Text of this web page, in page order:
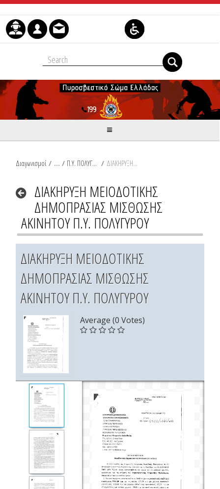
Skip to Content
Διαγωνισμοί / Π.Υ. ΠΟΛΥΓΥΡΟΥ / ΔΙΑΚΗΡΥΞΗ ΜΕΙΟΔΟΤΙΚΗΣ ΔΗΜΟΠΡΑΣΙΑΣ ΜΙΣΘΩΣΗΣ ΑΚΙΝΗΤΟΥ Π.Υ. ΠΟΛΥΓΥΡΟΥ
ΔΙΑΚΗΡΥΞΗ ΜΕΙΟΔΟΤΙΚΗΣ
ΔΗΜΟΠΡΑΣΙΑΣ ΜΙΣΘΩΣΗΣ
ΑΚΙΝΗΤΟΥ Π.Υ. ΠΟΛΥΓΥΡΟΥ
ΔΙΑΚΗΡΥΞΗ ΜΕΙΟΔΟΤΙΚΗΣ
ΔΗΜΟΠΡΑΣΙΑΣ ΜΙΣΘΩΣΗΣ
ΑΚΙΝΗΤΟΥ Π.Υ. ΠΟΛΥΓΥΡΟΥ
Average (0 Votes)